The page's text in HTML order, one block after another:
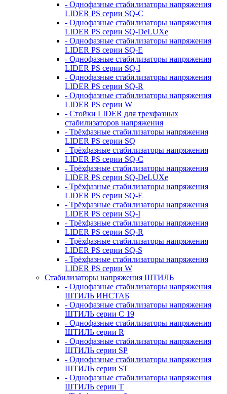
- Однофазные стабилизаторы напряжения
LIDER PS серии SQ-C
- Однофазные стабилизаторы напряжения
LIDER PS серии SQ-DeLUXe
- Однофазные стабилизаторы напряжения
LIDER PS серии SQ-E
- Однофазные стабилизаторы напряжения
LIDER PS серии SQ-I
- Однофазные стабилизаторы напряжения
LIDER PS серии SQ-R
- Однофазные стабилизаторы напряжения
LIDER PS серии W
- Стойки LIDER для трехфазных
стабилизаторов напряжения
- Трёхфазные стабилизаторы напряжения
LIDER PS серии SQ
- Трёхфазные стабилизаторы напряжения
LIDER PS серии SQ-C
- Трёхфазные стабилизаторы напряжения
LIDER PS серии SQ-DeLUXe
- Трёхфазные стабилизаторы напряжения
LIDER PS серии SQ-E
- Трёхфазные стабилизаторы напряжения
LIDER PS серии SQ-I
- Трёхфазные стабилизаторы напряжения
LIDER PS серии SQ-R
- Трёхфазные стабилизаторы напряжения
LIDER PS серии SQ-S
- Трёхфазные стабилизаторы напряжения
LIDER PS серии W
Стабилизаторы напряжения ШТИЛЬ
- Однофазные стабилизаторы напряжения
ШТИЛЬ ИНСТАБ
- Однофазные стабилизаторы напряжения
ШТИЛЬ серии C 19
- Однофазные стабилизаторы напряжения
ШТИЛЬ серии R
- Однофазные стабилизаторы напряжения
ШТИЛЬ серии SP
- Однофазные стабилизаторы напряжения
ШТИЛЬ серии ST
- Однофазные стабилизаторы напряжения
ШТИЛЬ серии T